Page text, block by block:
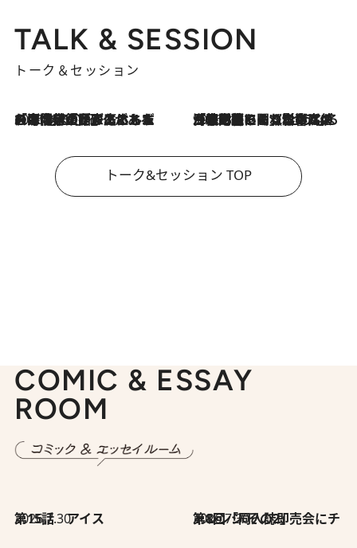
TALK & SESSION
トーク＆セッション
2026.8.3
「今後値上げがあるとすれば…」「リスクがあるのは今年の冬」エネルギー専門家が語る、ホルムズ海峡封鎖が家庭にもたらす“ある心配” 2026.8.3
「住宅建てられない…」「サーチャージ料の高値が続いている」ホルムズ海峡封鎖による影響はいつまで続く？《エネルギー専門家に聞く“どうなる日本の暮らし”》
トーク&セッション TOP
COMIC & ESSAY
ROOM
2026.7.30
第15話 アイス 2026.7.30
第8回「同人誌即売会にチャレンジ その2」